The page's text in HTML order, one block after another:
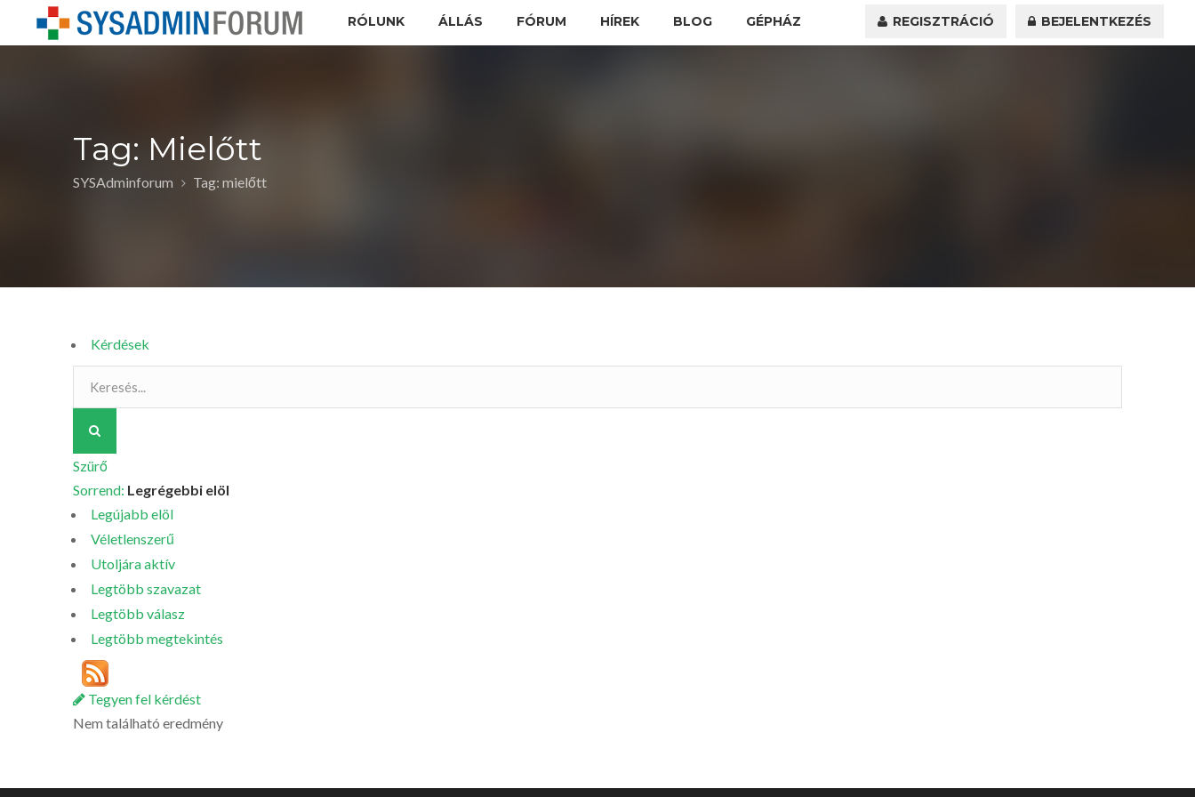
RÓLUNK ÁLLÁS FÓRUM HÍREK BLOG GÉPHÁZ REGISZTRÁCIÓ BEJELENTKEZÉS
Tag: Mielőtt
SYSAdminforum Tag: mielőtt
Kérdések
Szürő
Sorrend: Legrégebbi elöl
Legújabb elöl
Véletlenszerű
Utoljára aktív
Legtöbb szavazat
Legtöbb válasz
Legtöbb megtekintés
Tegyen fel kérdést
Nem található eredmény